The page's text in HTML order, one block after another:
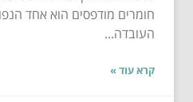
חומרים מודפסים הוא אחד
העובדה...
קרא עוד »